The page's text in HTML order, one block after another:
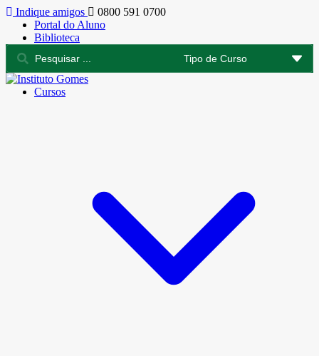
Indique amigos
0800 591 0700
Portal do Aluno
Biblioteca
Cursos